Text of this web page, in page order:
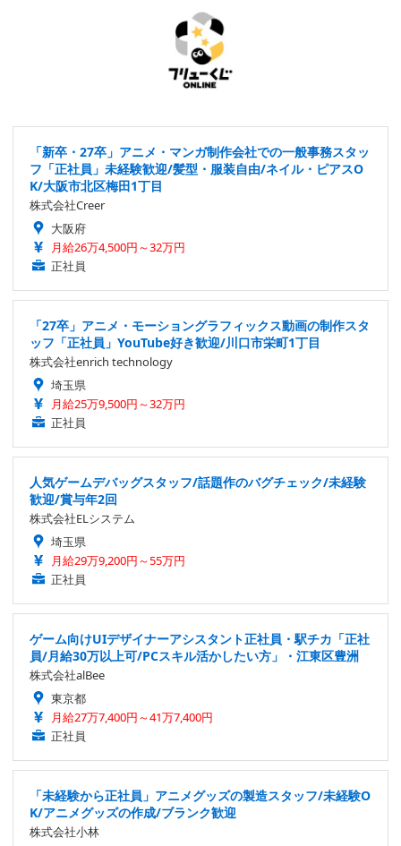
「新卒・27卒」アニメ・マンガ制作会社での一般事務スタッ
フ「正社員」未経験歓迎/髪型・服装自由/ネイル・ピアスO
K/大阪市北区梅田1丁目
株式会社Creer
大阪府
月給26万4,500円～32万円
正社員
「27卒」アニメ・モーショングラフィックス動画の制作スタ
ッフ「正社員」YouTube好き歓迎/川口市栄町1丁目
株式会社enrich technology
埼玉県
月給25万9,500円～32万円
正社員
人気ゲームデバッグスタッフ/話題作のバグチェック/未経験
歓迎/賞与年2回
株式会社ELシステム
埼玉県
月給29万9,200円～55万円
正社員
ゲーム向けUIデザイナーアシスタント正社員・駅チカ「正社
員/月給30万以上可/PCスキル活かしたい方」・江東区豊洲
株式会社alBee
東京都
月給27万7,400円～41万7,400円
正社員
「未経験から正社員」アニメグッズの製造スタッフ/未経験O
K/アニメグッズの作成/ブランク歓迎
株式会社小林